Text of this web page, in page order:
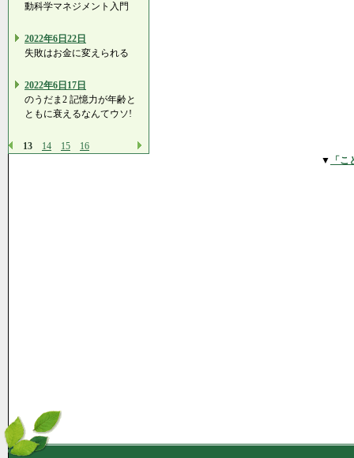
動科学マネジメント入門
2022年6日22日
失敗はお金に変えられる
2022年6日17日
のうだま2 記憶力が年齢と
ともに衰えるなんてウソ!
13 14 15 16
▼ 「